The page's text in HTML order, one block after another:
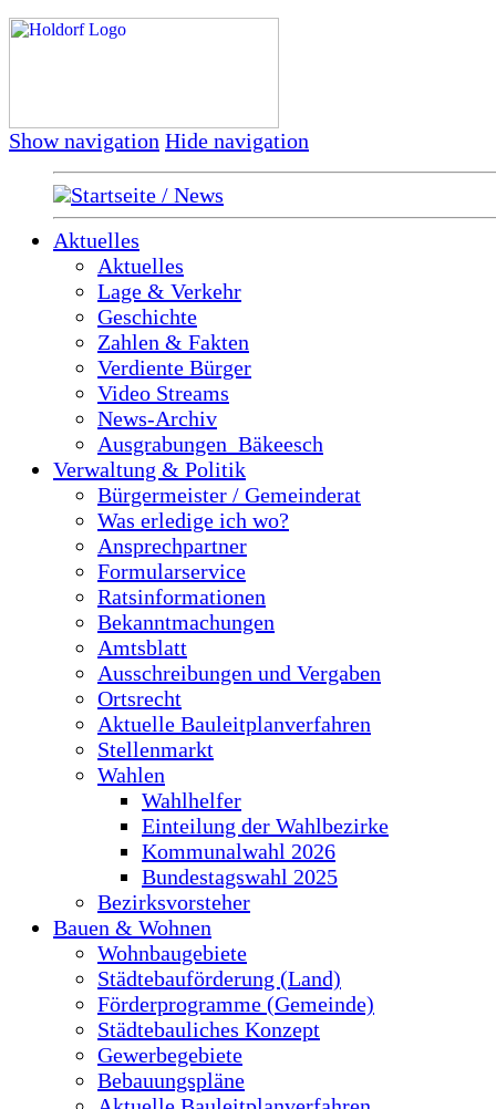
Show navigation Hide navigation
Startseite / News
Aktuelles
Aktuelles
Lage & Verkehr
Geschichte
Zahlen & Fakten
Verdiente Bürger
Video Streams
News-Archiv
Ausgrabungen_Bäkeesch
Verwaltung & Politik
Bürgermeister / Gemeinderat
Was erledige ich wo?
Ansprechpartner
Formularservice
Ratsinformationen
Bekanntmachungen
Amtsblatt
Ausschreibungen und Vergaben
Ortsrecht
Aktuelle Bauleitplanverfahren
Stellenmarkt
Wahlen
Wahlhelfer
Einteilung der Wahlbezirke
Kommunalwahl 2026
Bundestagswahl 2025
Bezirksvorsteher
Bauen & Wohnen
Wohnbaugebiete
Städtebauförderung (Land)
Förderprogramme (Gemeinde)
Städtebauliches Konzept
Gewerbegebiete
Bebauungspläne